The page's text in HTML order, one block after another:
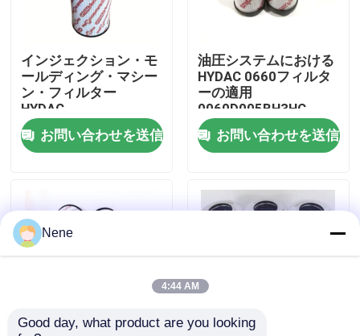
わたしたち に つい て
工場ツアー
品質管理
ニュース
引金 を 求め て ください
パネウマティックパイプフィッティング
インジェクション・モ
ールディング・マシー
ン・フィルター
HYDAC
0060D003BN3HC/V
お問い合わせを送信
油圧システムにおける
HYDAC 0660フィルタ
ーの適用
0060D005BH3HC
お問い合わせを送信
Nene
4:44 AM
Good day, what product are you looking